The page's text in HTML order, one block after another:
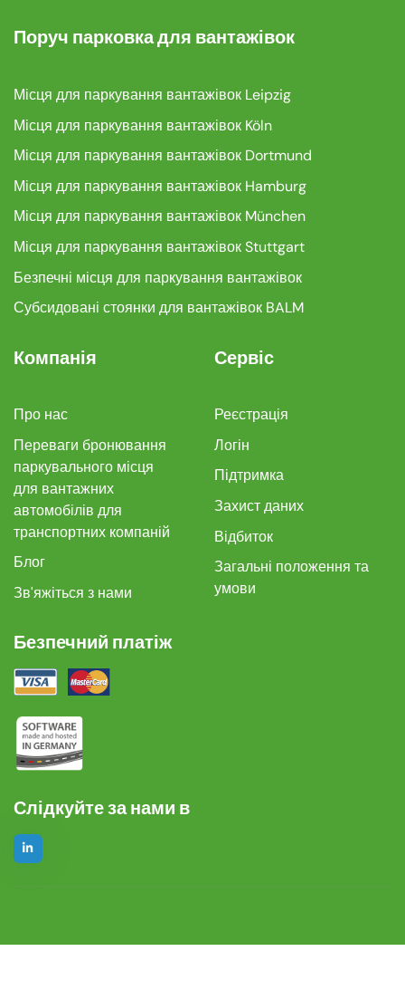
Поруч парковка для вантажівок
Місця для паркування вантажівок Leipzig
Місця для паркування вантажівок Köln
Місця для паркування вантажівок Dortmund
Місця для паркування вантажівок Hamburg
Місця для паркування вантажівок München
Місця для паркування вантажівок Stuttgart
Безпечні місця для паркування вантажівок
Субсидовані стоянки для вантажівок BALM
Компанія
Про нас
Переваги бронювання
паркувального місця
для вантажних
автомобілів для
транспортних компаній
Блог
Зв'яжіться з нами
Сервіс
Реєстрація
Логін
Підтримка
Захист даних
Відбиток
Загальні положення та
умови
Безпечний платіж
Слідкуйте за нами в